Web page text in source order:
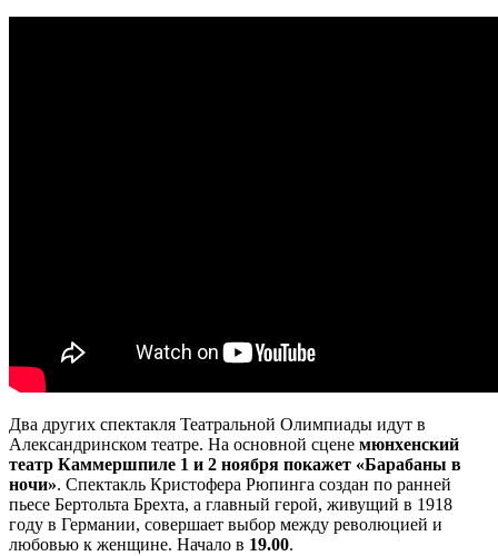
Два других спектакля Театральной Олимпиады идут в
Александринском театре. На основной сцене мюнхенский
театр Каммершпиле 1 и 2 ноября покажет «Барабаны в
ночи». Спектакль Кристофера Рюпинга создан по ранней
пьесе Бертольта Брехта, а главный герой, живущий в 1918
году в Германии, совершает выбор между революцией и
любовью к женщине. Начало в 19.00.